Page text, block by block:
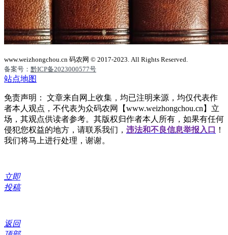
www.weizhongchou.cn 码农网 © 2017-2023. All Rights Reserved.
备案号： 黔ICP备2023000577号
站点地图
免责声明： 文章来自网上收集，均已注明来源，均仅代表作
者本人观点，不代表为众码农网【www.weizhongchou.cn】立
场，其观点供读者参考。其版权归作者本人所有，如果有任何
侵犯您权益的地方，请联系我们， 违法和不良信息举报入口
！
我们将马上进行处理，谢谢。
立即
投稿
返回